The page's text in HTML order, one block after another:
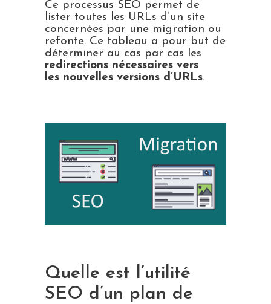
Ce processus SEO permet de
lister toutes les URLs d’un site
concernées par une migration ou
refonte. Ce tableau a pour but de
déterminer au cas par cas les
redirections nécessaires vers
les nouvelles versions d’URLs.
Quelle est l’utilité
SEO d’un plan de